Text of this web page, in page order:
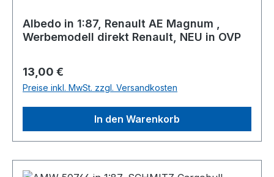
Albedo in 1:87, Renault AE Magnum ,
Werbemodell direkt Renault, NEU in OVP
Regulärer Preis:
13,00 €
Preise inkl. MwSt. zzgl. Versandkosten
In den Warenkorb